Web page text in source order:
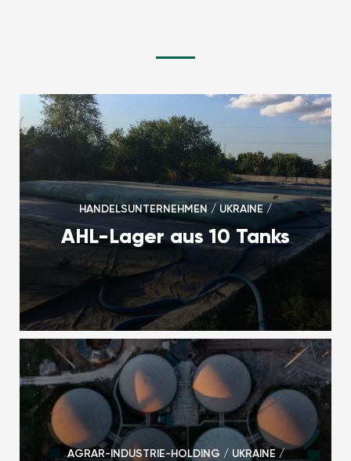
HANDELSUNTERNEHMEN / UKRAINE /
AHL-Lager aus 10 Tanks
AGRAR-INDUSTRIE-HOLDING / UKRAINE /